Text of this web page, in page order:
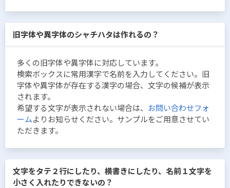
旧字体や異字体のシャチハタは作れるの？
多くの旧字体や異字体に対応しています。
検索ボックスに常用漢字で名前を入力してください。旧
字体や異字体が存在する漢字の場合、文字の候補が表示
されます。
希望する文字が表示されない場合は、 お問い合わせフォ
ームよりお知らせください。サンプルをご用意させてい
ただきます。
文字をタテ２行にしたり、横書きにしたり、名前１文字を
小さく入れたりできないの？